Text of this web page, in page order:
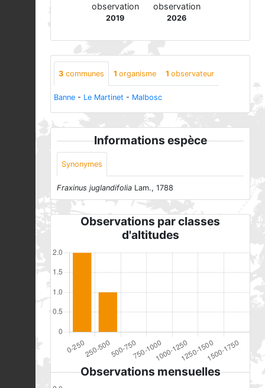
observation
2019
observation
2026
3 communes 1 organisme 1 observateur
Banne - Le Martinet - Malbosc
Informations espèce
Synonymes
Fraxinus juglandifolia Lam., 1788
Observations par classes
d'altitudes
Observations mensuelles